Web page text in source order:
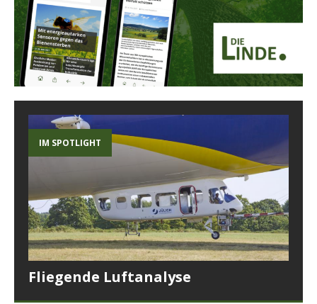
IM SPOTLIGHT
Fliegende Luftanalyse